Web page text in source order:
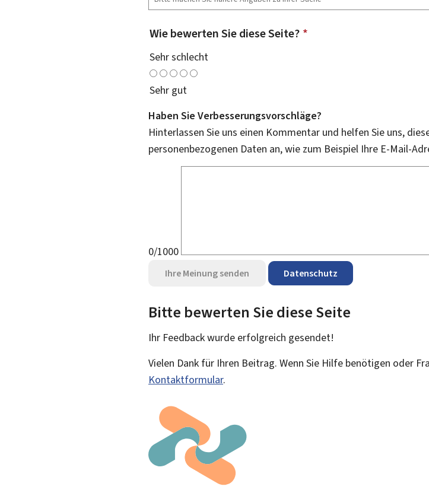
Wie bewerten Sie diese Seite? *
Sehr schlecht
Sehr gut
Haben Sie Verbesserungsvorschläge?
Hinterlassen Sie uns einen Kommentar und helfen Sie uns,
personenbezogenen Daten an, wie zum Beispiel Ihre E-Mail-
0/1000
Ihre Meinung senden Datenschutz
Bitte bewerten Sie diese Seite
Ihr Feedback wurde erfolgreich gesendet!
Vielen Dank für Ihren Beitrag. Wenn Sie Hilfe benötigen oder
Kontaktformular.